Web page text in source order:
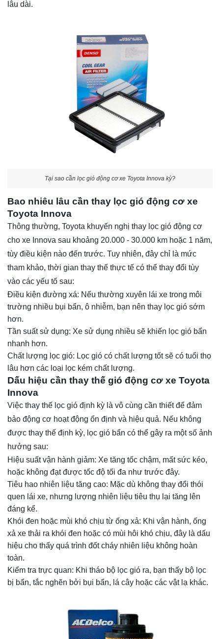
lâu dài.
Tại sao cần lọc gió động cơ xe Toyota Innova kỳ?
Bao nhiêu lâu cần thay lọc gió động cơ xe
Toyota Innova
Thông thường, Toyota khuyến nghị thay lọc gió động cơ
cho xe Innova sau khoảng 20.000 - 30.000 km hoặc 1 năm,
tùy điều kiện nào đến trước. Tuy nhiên, đây chỉ là mức
tham khảo, thời gian thay thế thực tế có thể thay đổi tùy
vào các yếu tố sau:
Điều kiện đường xá: Nếu thường xuyên lái xe trong môi
trường nhiều bụi bẩn, ô nhiễm, bạn nên thay lọc gió sớm
hơn.
Tần suất sử dụng: Xe sử dụng nhiều sẽ khiến lọc gió bẩn
nhanh hơn.
Chất lượng lọc gió: Lọc gió có chất lượng tốt sẽ có tuổi thọ
lâu hơn các loại lọc kém chất lượng.
Dấu hiệu cần thay thế gió động cơ xe Toyota
Innova
Việc thay thế lọc gió định kỳ là vô cùng cần thiết để đảm
bảo động cơ hoạt động ổn định và hiệu quả. Nếu không
được thay thế định kỳ, lọc gió bẩn có thể gây ra một số ảnh
hưởng sau:
Hiệu suất vận hành giảm: Xe tăng tốc chậm, mất sức kéo,
hoặc không đạt được tốc độ tối đa như trước đây.
Tiêu hao nhiên liệu tăng cao: Mặc dù không thay đổi thói
quen lái xe, nhưng lượng nhiên liệu tiêu thụ lại tăng lên
đáng kể.
Khói đen hoặc mùi khó chịu từ ống xả: Khi vận hành, ống
xả xe thải ra khói đen hoặc có mùi hôi khó chịu, đây là dấu
hiệu cho thấy quá trình đốt cháy nhiên liệu không hoàn
toàn.
Kiểm tra trực quan: Khi tháo bộ lọc gió ra, bạn thấy bộ lọc
bị bẩn, tắc nghẽn bởi bụi bẩn, lá cây hoặc các vật lạ khác.